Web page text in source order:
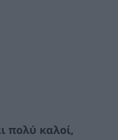
πολύ καλοί,